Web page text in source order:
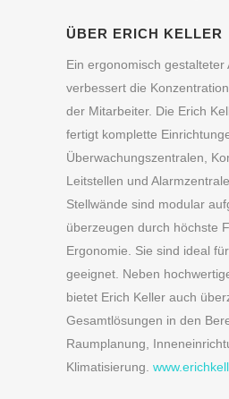
ÜBER ERICH KELLER
Ein ergonomisch gestalteter
verbessert die
der Mitarbeiter. Die Erich
fertigt komplette
Überwachungszentralen,
Leitstellen und
Stellwände sind modular
überzeugen durch höchste
Ergonomie. Sie sind ideal
geeignet. Neben
bietet Erich Keller auch
Gesamtlösungen in den
Raumplanung,
Klimatisierung.